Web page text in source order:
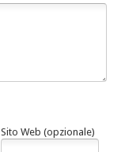
Sito Web (opzionale)